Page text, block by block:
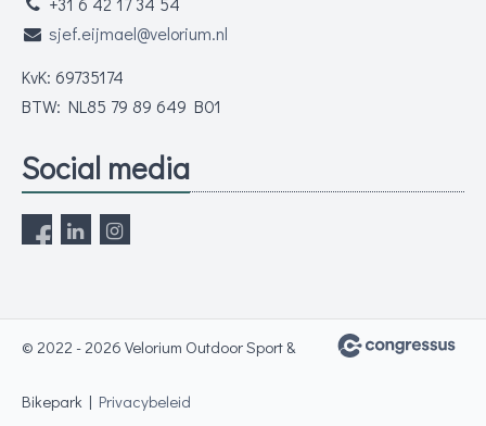
sjef.eijmael@velorium.nl
KvK: 69735174
BTW: NL85 79 89 649 B01
Social media
© 2022 - 2026 Velorium Outdoor Sport &
Bikepark | Privacybeleid